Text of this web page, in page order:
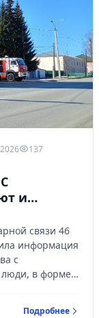
137
и
связи 46
информация
с
люди, в форме
Подробнее